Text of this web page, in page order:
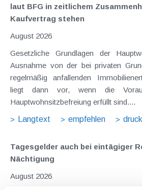
laut BFG in zeitlichem
Kaufvertrag stehen
August 2026
Gesetzliche Grundlagen der
Ausnahme von der bei privaten
regelmäßig anfallenden
liegt dann vor, wenn die
Hauptwohnsitzbefreiung erfüllt sind....
Langtext
empfehlen
Tagesgelder auch bei eintägiger
Nächtigung
August 2026